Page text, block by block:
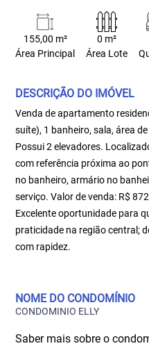
155,00 m²
Área Principal
0 m²
Área Lote
DESCRIÇÃO DO IMÓVEL
Venda de apartamento
suíte), 1 banheiro, sala, área
Possui 2 elevadores.
com referência próxima ao
no banheiro, armário no
serviço. Valor de venda: R$
Excelente oportunidade para
praticidade na região central;
com rapidez.
NOME DO CONDOMÍNIO
CONDOMINIO ELLY
Saber mais sobre o